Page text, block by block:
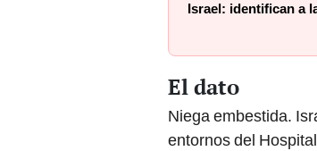
Israel: identifican a
El dato
Niega embestida.
entornos del